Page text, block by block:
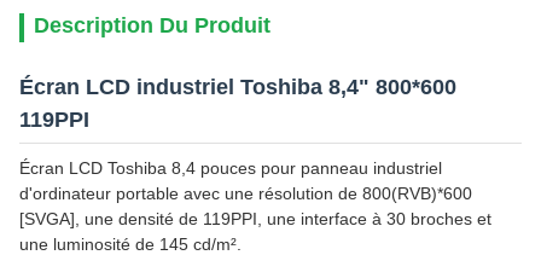
Description Du Produit
Écran LCD industriel Toshiba 8,4" 800*600
119PPI
Écran LCD Toshiba 8,4 pouces pour panneau industriel
d'ordinateur portable avec une résolution de 800(RVB)*600
[SVGA], une densité de 119PPI, une interface à 30 broches et
une luminosité de 145 cd/m².